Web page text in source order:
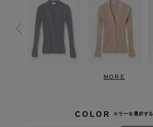
MORE
COLOR カラーを選択する